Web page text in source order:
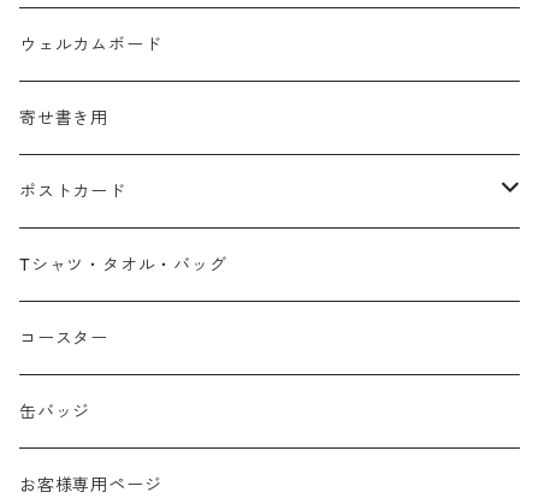
ウェルカムボード
寄せ書き用
ポストカード
広島弁
春
夏
秋
Tシャツ・タオル・バッグ
コースター
缶バッジ
お客様専用ページ